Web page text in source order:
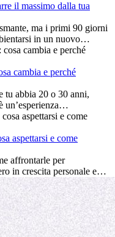
il massimo dalla tua
ma i primi 90 giorni
in un nuovo
comprendere la
fanno tutti parte del
come sfruttare al
il successo
cambia e perché
tu abbia 20 o 30 anni,
chiedono se l’età faccia
internazionale
favorire la crescita
che possono trasformare
aspettarsi e come
affrontarle per
in crescita personale e